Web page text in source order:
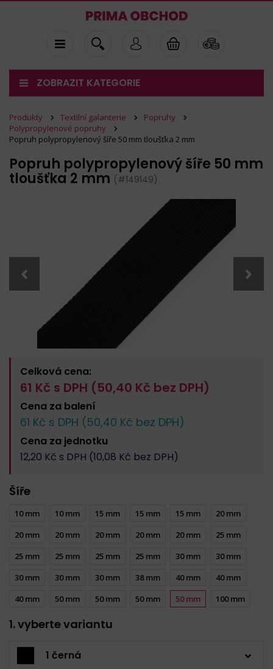
ZOBRAZIT KATEGORIE
Produkty Textilní galanterie
Popruhy
Polypropylenové popruhy
Popruh polypropylenový šíře 50 mm tloušťka 2 mm
Popruh polypropylenový šíře 50 mm
tloušťka 2 mm (#149149)
Celková cena:
61 Kč s DPH (50,40 Kč bez DPH)
Cena za balení
61 Kč s DPH (50,40 Kč bez DPH)
Cena za jednotku
12,20 Kč s DPH (10,08 Kč bez DPH)
Šíře
10 mm 10 mm 15 mm 15 mm 15 mm
20 mm
20 mm
20 mm 20 mm 20 mm 20 mm
25 mm
25 mm
25 mm 25 mm 25 mm 30 mm
30 mm
30 mm
30 mm 30 mm 38 mm 40 mm
40 mm
40 mm
50 mm 50 mm 50 mm 50 mm 100 mm
1. vyberte variantu
1 černá